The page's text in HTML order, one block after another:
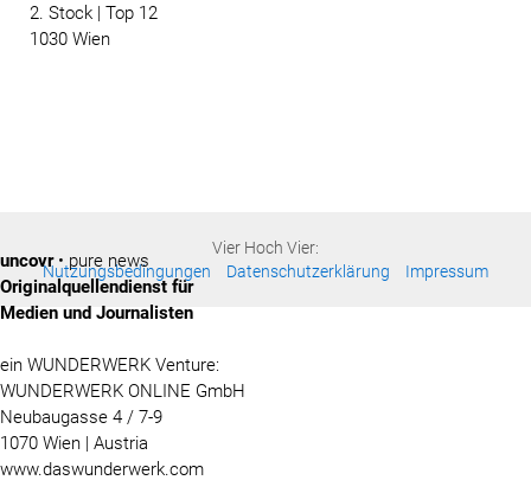
2. Stock | Top 12
1030 Wien
Vier Hoch Vier:
Nutzungsbedingungen
Datenschutzerklärung Impressum
uncovr• pure news
Originalquellendienst für
Medien und Journalisten
ein WUNDERWERK Venture:
WUNDERWERK ONLINE GmbH
Neubaugasse 4 / 7-9
1070 Wien | Austria
www.daswunderwerk.com